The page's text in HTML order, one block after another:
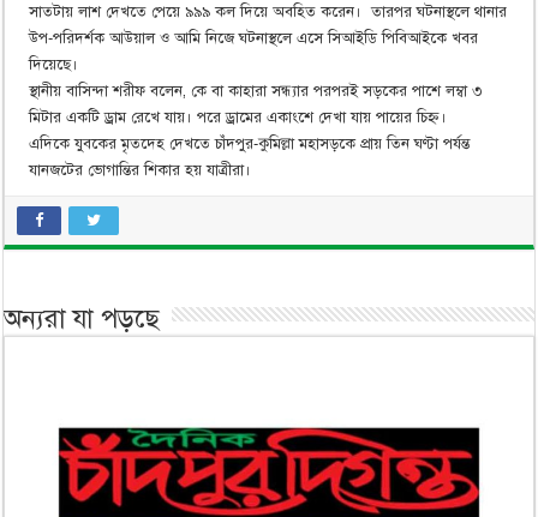
সাতটায় লাশ দেখতে পেয়ে ৯৯৯ কল দিয়ে অবহিত করেন। তারপর ঘটনাস্থলে থানার
উপ-পরিদর্শক আউয়াল ও আমি নিজে ঘটনাস্থলে এসে সিআইডি পিবিআইকে খবর
দিয়েছে।
স্থানীয় বাসিন্দা শরীফ বলেন, কে বা কাহারা সন্ধ্যার পরপরই সড়কের পাশে লম্বা ৩
মিটার একটি ড্রাম রেখে যায়। পরে ড্রামের একাংশে দেখা যায় পায়ের চিহ্ন।
এদিকে যুবকের মৃতদেহ দেখতে চাঁদপুর-কুমিল্লা মহাসড়কে প্রায় তিন ঘণ্টা পর্যন্ত
যানজটের ভোগান্তির শিকার হয় যাত্রীরা।
অন্যরা যা পড়ছে